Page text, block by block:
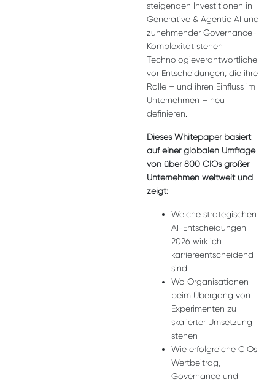
steigenden Investitionen in
Generative & Agentic AI und
zunehmender Governance-
Komplexität stehen
Technologieverantwortliche
vor Entscheidungen, die ihre
Rolle – und ihren Einfluss im
Unternehmen – neu
definieren.
Dieses Whitepaper basiert
auf einer globalen Umfrage
von über 800 CIOs großer
Unternehmen weltweit und
zeigt:
Welche strategischen
AI-Entscheidungen
2026 wirklich
karriereentscheidend
sind
Wo Organisationen
beim Übergang von
Experimenten zu
skalierter Umsetzung
stehen
Wie erfolgreiche CIOs
Wertbeitrag,
Governance und